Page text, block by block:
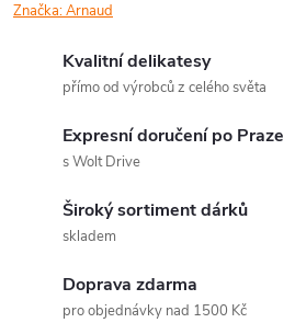
Značka:Arnaud
Kvalitní delikatesy
přímo od výrobců z celého světa
Expresní doručení po Praze
s Wolt Drive
Široký sortiment dárků
skladem
Doprava zdarma
pro objednávky nad 1500 Kč